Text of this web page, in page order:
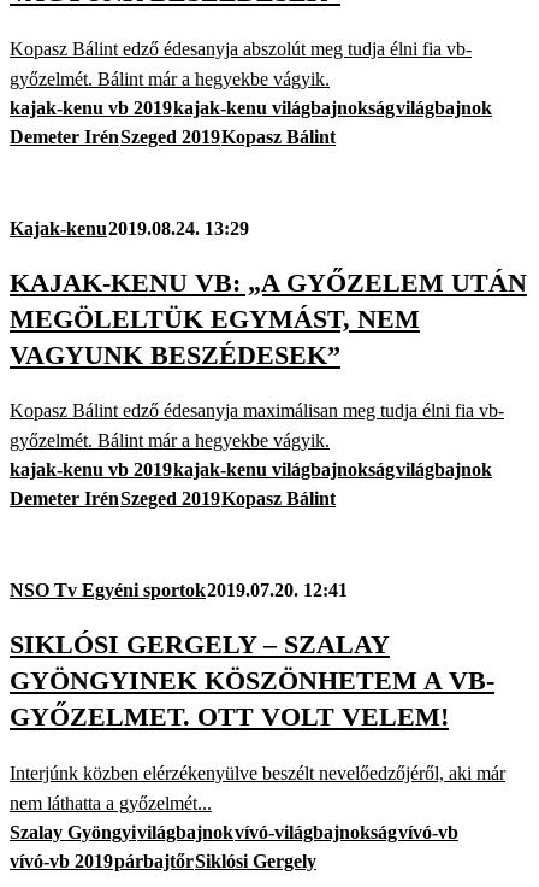
Kopasz Bálint edző édesanyja abszolút meg tudja élni fia vb-
győzelmét. Bálint már a hegyekbe vágyik.
kajak-kenu vb 2019kajak-kenu világbajnokságvilágbajnok
Demeter IrénSzeged 2019Kopasz Bálint
Kajak-kenu2019.08.24. 13:29
KAJAK-KENU VB: „A GYŐZELEM UTÁN
MEGÖLELTÜK EGYMÁST, NEM
VAGYUNK BESZÉDESEK”
Kopasz Bálint edző édesanyja maximálisan meg tudja élni fia vb-
győzelmét. Bálint már a hegyekbe vágyik.
kajak-kenu vb 2019kajak-kenu világbajnokságvilágbajnok
Demeter IrénSzeged 2019Kopasz Bálint
NSO Tv Egyéni sportok2019.07.20. 12:41
SIKLÓSI GERGELY – SZALAY
GYÖNGYINEK KÖSZÖNHETEM A VB-
GYŐZELMET. OTT VOLT VELEM!
Interjúnk közben elérzékenyülve beszélt nevelőedzőjéről, aki már
nem láthatta a győzelmét...
Szalay Gyöngyivilágbajnokvívó-világbajnokságvívó-vb
vívó-vb 2019párbajtőrSiklósi Gergely